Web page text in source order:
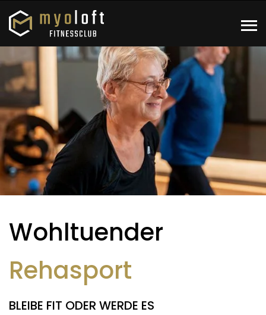
Wohltuender
Rehasport
BLEIBE FIT ODER WERDE ES